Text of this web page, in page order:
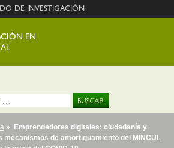
DE INVESTIGACIÓN
EN
» Emprendedores digitales: ciudadanía y
mecanismos de amortiguamiento del MINCUL